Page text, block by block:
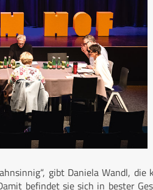
gibt Daniela Wandl, die
befindet sie sich in bester